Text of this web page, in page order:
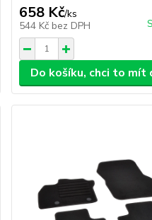
658 Kč/ks
544 Kč bez DPH
Do košíku, chci to mít